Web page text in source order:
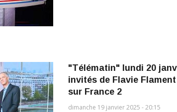
"Télématin" lundi 20
invités de Flavie
sur France 2
dimanche 19 janvier 2025 - 20:15